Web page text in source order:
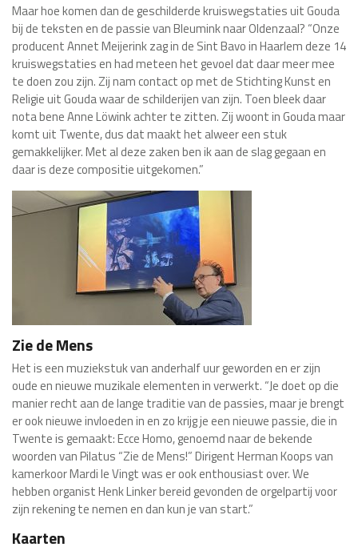
Maar hoe komen dan de geschilderde kruiswegstaties uit Gouda
bij de teksten en de passie van Bleumink naar Oldenzaal? “Onze
producent Annet Meijerink zag in de Sint Bavo in Haarlem deze 14
kruiswegstaties en had meteen het gevoel dat daar meer mee
te doen zou zijn. Zij nam contact op met de Stichting Kunst en
Religie uit Gouda waar de schilderijen van zijn. Toen bleek daar
nota bene Anne Löwink achter te zitten. Zij woont in Gouda maar
komt uit Twente, dus dat maakt het alweer een stuk
gemakkelijker. Met al deze zaken ben ik aan de slag gegaan en
daar is deze compositie uitgekomen.”
Zie de Mens
Het is een muziekstuk van anderhalf uur geworden en er zijn
oude en nieuwe muzikale elementen in verwerkt. “Je doet op die
manier recht aan de lange traditie van de passies, maar je brengt
er ook nieuwe invloeden in en zo krijg je een nieuwe passie, die in
Twente is gemaakt: Ecce Homo, genoemd naar de bekende
woorden van Pilatus “Zie de Mens!” Dirigent Herman Koops van
kamerkoor Mardi le Vingt was er ook enthousiast over. We
hebben organist Henk Linker bereid gevonden de orgelpartij voor
zijn rekening te nemen en dan kun je van start.”
Kaarten